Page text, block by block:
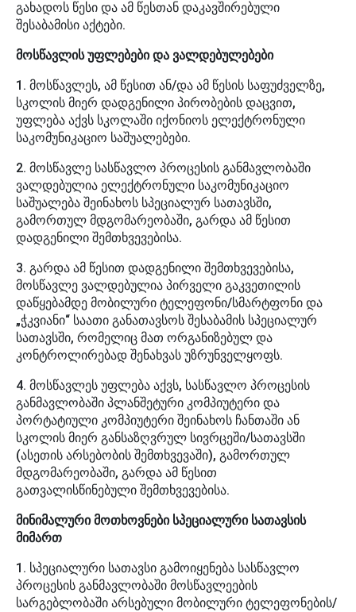
გახადოს წესი და ამ წესთან დაკავშირებული
შესაბამისი აქტები.
მოსწავლის უფლებები და ვალდებულებები
1. მოსწავლეს, ამ წესით ან/და ამ წესის საფუძველზე,
სკოლის მიერ დადგენილი პირობების დაცვით,
უფლება აქვს სკოლაში იქონიოს ელექტრონული
საკომუნიკაციო საშუალებები.
2. მოსწავლე სასწავლო პროცესის განმავლობაში
ვალდებულია ელექტრონული საკომუნიკაციო
საშუალება შეინახოს სპეციალურ სათავსში,
გამორთულ მდგომარეობაში, გარდა ამ წესით
დადგენილი შემთხვევებისა.
3. გარდა ამ წესით დადგენილი შემთხვევებისა,
მოსწავლე ვალდებულია პირველი გაკვეთილის
დაწყებამდე მობილური ტელეფონი/სმარტფონი და
„ჭკვიანი“ საათი განათავსოს შესაბამის სპეციალურ
სათავსში, რომელიც მათ ორგანიზებულ და
კონტროლირებად შენახვას უზრუნველყოფს.
4. მოსწავლეს უფლება აქვს, სასწავლო პროცესის
განმავლობაში პლანშეტური კომპიუტერი და
პორტატიული კომპიუტერი შეინახოს ჩანთაში ან
სკოლის მიერ განსაზღვრულ სივრცეში/სათავსში
(ასეთის არსებობის შემთხვევაში), გამორთულ
მდგომარეობაში, გარდა ამ წესით
გათვალისწინებული შემთხვევებისა.
მინიმალური მოთხოვნები სპეციალური სათავსის
მიმართ
1. სპეციალური სათავსი გამოიყენება სასწავლო
პროცესის განმავლობაში მოსწავლეების
სარგებლობაში არსებული მობილური ტელეფონების/